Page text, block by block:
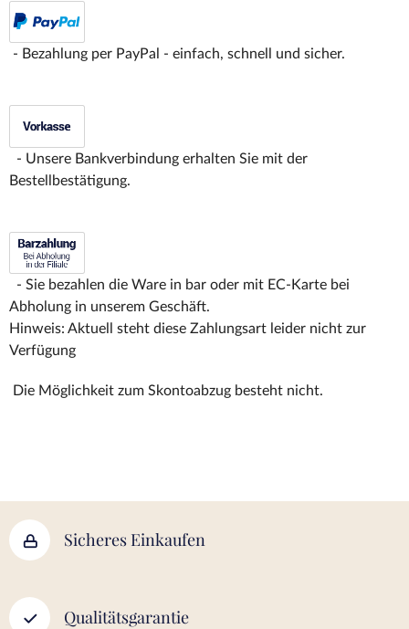
- Bezahlung per PayPal - einfach, schnell und sicher.
- Unsere Bankverbindung erhalten Sie mit der
Bestellbestätigung.
- Sie bezahlen die Ware in bar oder mit EC-Karte bei
Abholung in unserem Geschäft.
Hinweis: Aktuell steht diese Zahlungsart leider nicht zur
Verfügung
Die Möglichkeit zum Skontoabzug besteht nicht.
Sicheres Einkaufen
Qualitätsgarantie